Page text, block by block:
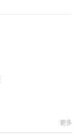
更多